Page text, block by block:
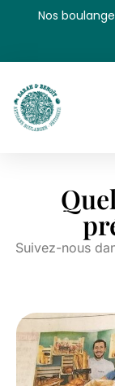
Nos
Suivez-nous